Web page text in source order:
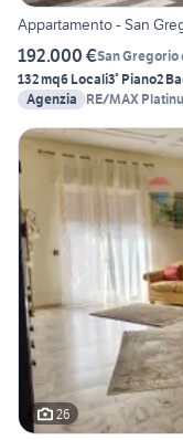
Appartamento - San
192.000 €San Gregorio
132 mq6 Locali3° Piano2
Agenzia
RE/MAX
26